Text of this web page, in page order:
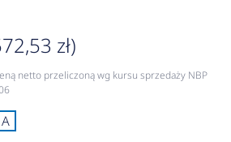
zł)
netto przeliczoną wg kursu sprzedaży NBP
A